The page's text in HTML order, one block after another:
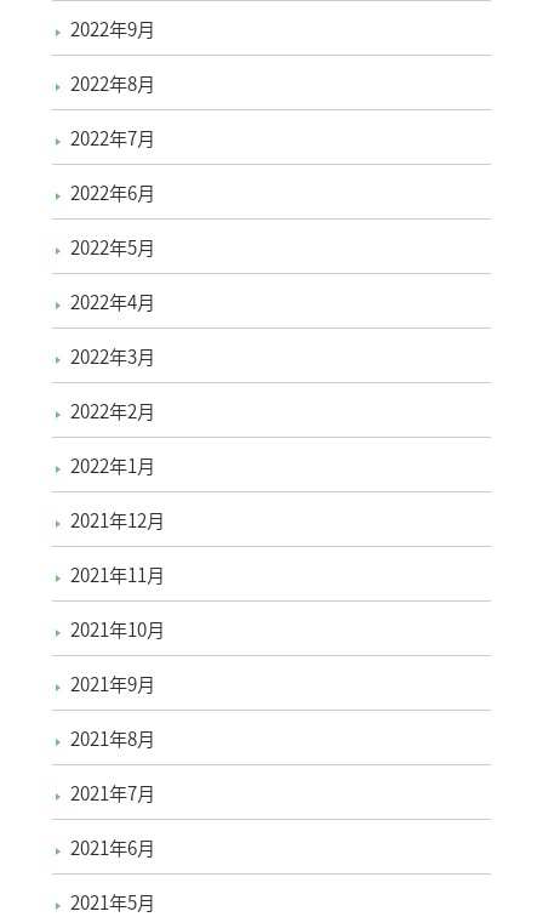
2022年9月
2022年8月
2022年7月
2022年6月
2022年5月
2022年4月
2022年3月
2022年2月
2022年1月
2021年12月
2021年11月
2021年10月
2021年9月
2021年8月
2021年7月
2021年6月
2021年5月